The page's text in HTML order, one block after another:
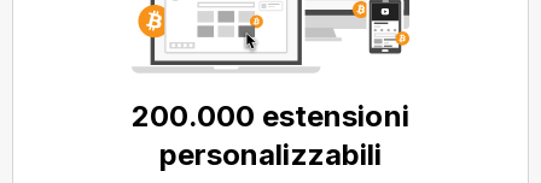
200.000 estensioni
personalizzabili